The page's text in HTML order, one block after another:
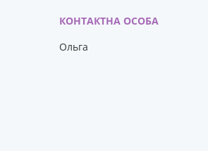
Ольга